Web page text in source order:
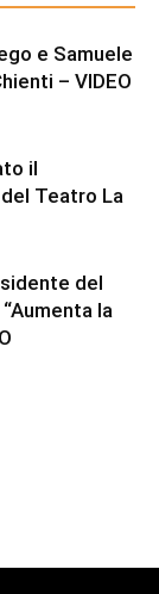
e Samuele
– VIDEO
il
Teatro La
del
la